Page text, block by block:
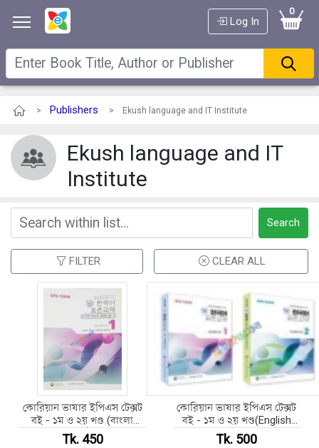
Log In
0
> Publishers > Ekush language and IT Institute
Ekush language and IT
Institute
Search
FILTER CLEAR ALL
কোরিয়ান ভাষার ইপিএস টেক্সট
বই - ১ম ও ২য় খণ্ড (বাংলা
ভার্ষণ)
Tk. 450
কোরিয়ান ভাষার ইপিএস টেক্সট
বই - ১ম ও ২য় খণ্ড(English
Verson)
Tk. 500